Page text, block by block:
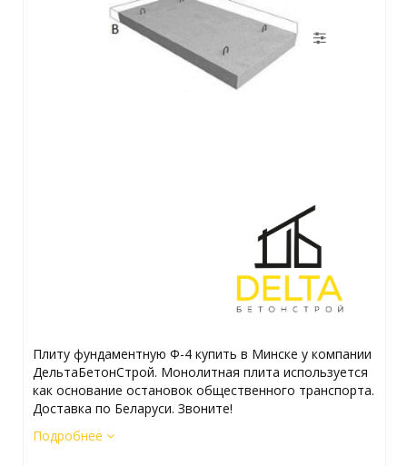
Плиту фундаментную Ф-4 купить в Минске у компании
ДельтаБетонСтрой. Монолитная плита используется
как основание остановок общественного транспорта.
Доставка по Беларуси. Звоните!
Подробнее